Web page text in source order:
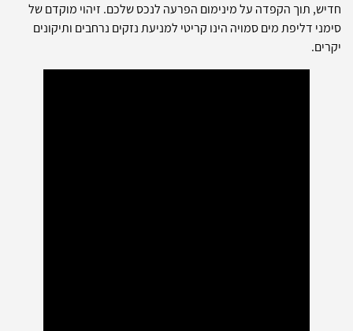
חדיש, תוך הקפדה על מינימום הפרעה לנכס שלכם. זיהוי מוקדם של
סימני דליפת מים סמויה הינו קריטי למניעת נזקים נרחבים ותיקונים
יקרים.